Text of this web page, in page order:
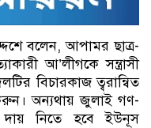
বলেন, আপামর ছাত্র-
আ’লীগকে সন্ত্রাসী
বিচারকাজ ত্বরান্বিত
করুন। অন্যথায় জুলাই গণ-
দায় নিতে হবে ইউনূস